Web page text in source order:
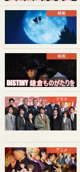
映画
映画
ドラマ
アニメ